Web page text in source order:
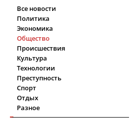
Все новости
Политика
Экономика
Общество
Происшествия
Культура
Технологии
Преступность
Спорт
Отдых
Разное